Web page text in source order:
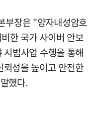
부장은 "양자내성암호
한 국가 사이버 안보
범사업 수행을 통해
성을 높이고 안전한
했다.